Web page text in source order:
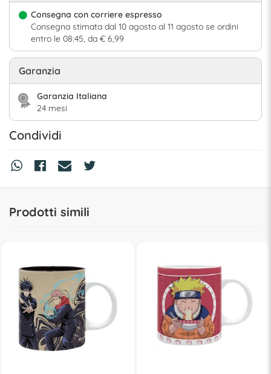
Consegna con corriere espresso
Consegna stimata dal 10 agosto al 11 agosto se ordini
entro le 08:45, da € 6,99
Garanzia
Garanzia Italiana
24 mesi
Condividi
Prodotti simili